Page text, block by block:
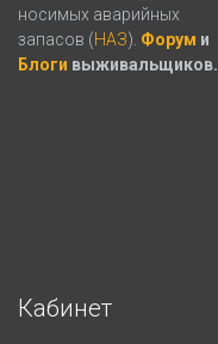
носимых аварийных
запасов (НАЗ). Форум и
Блоги выживальщиков.
Кабинет